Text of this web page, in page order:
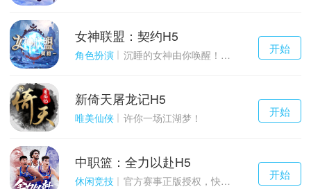
千百度h5
游戏
开始
女神联盟：契约H5
角色扮演 沉睡的女神由你唤醒！点燃战火！
千百度h5
游戏
开始
新倚天屠龙记H5
唯美仙侠 许你一场江湖梦！
千百度h5
游戏
开始
中职篮：全力以赴H5
休闲竞技 官方赛事正版授权，快来打造属于自己的传奇吧~